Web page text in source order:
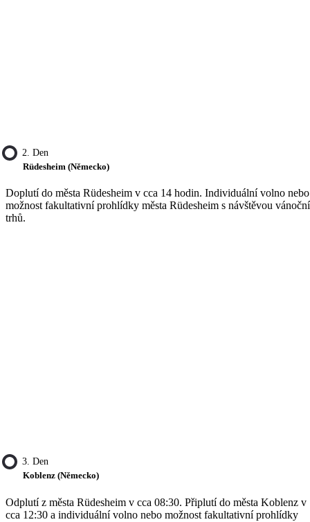
2. Den
Rüdesheim (Německo)
Doplutí do města Rüdesheim v cca 14 hodin. Individuální volno nebo
možnost fakultativní prohlídky města Rüdesheim s návštěvou
trhů.
3. Den
Koblenz (Německo)
Odplutí z města Rüdesheim v cca 08:30. Připlutí do města Koblenz v
cca 12:30 a individuální volno nebo možnost fakultativní prohlídky